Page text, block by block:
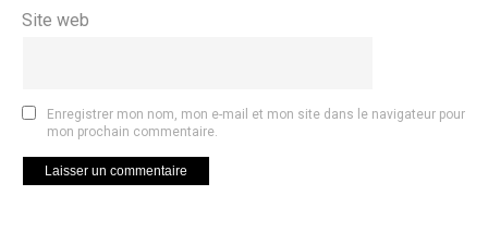
Site web
Enregistrer mon nom, mon e-mail et mon site dans le navigateur pour
mon prochain commentaire.